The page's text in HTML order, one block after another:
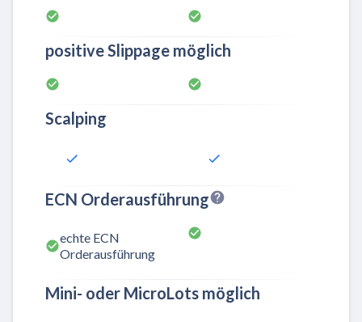
positive Slippage möglich
Scalping
ECN Orderausführung
echte ECN
Orderausführung
Mini- oder MicroLots möglich